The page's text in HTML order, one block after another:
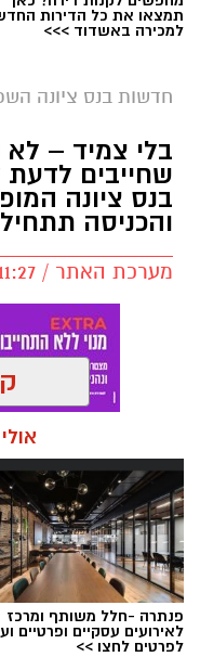
זו התגובה הרשמית
הסתם מביע גם את
שותפתו
כשהעסקנות
"חיבור סיעת
הוא לא מהלך
פוליטי שנועד
תמצאו את כל הדירות
למכירה באשדוד >>>
חדשות בנס ציונה
בלי צמיד – לא
שחייבים לדעת
בנס ציונה
והכניסה תתחיל
מערכת האתר / 11:27 06.08.26
חדשות נס
פנתרה -חלל משותף ומרכז
לאירועים עסקיים ופרטיים
לפרטים לחצו >>